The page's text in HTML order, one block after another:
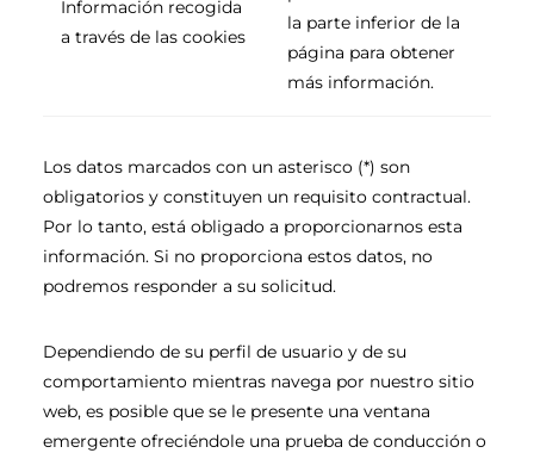
Información recogida
a través de las cookies
la parte inferior de la
página para obtener
más información.
Los datos marcados con un asterisco (*) son
obligatorios y constituyen un requisito contractual.
Por lo tanto, está obligado a proporcionarnos esta
información. Si no proporciona estos datos, no
podremos responder a su solicitud.
Dependiendo de su perfil de usuario y de su
comportamiento mientras navega por nuestro sitio
web, es posible que se le presente una ventana
emergente ofreciéndole una prueba de conducción o